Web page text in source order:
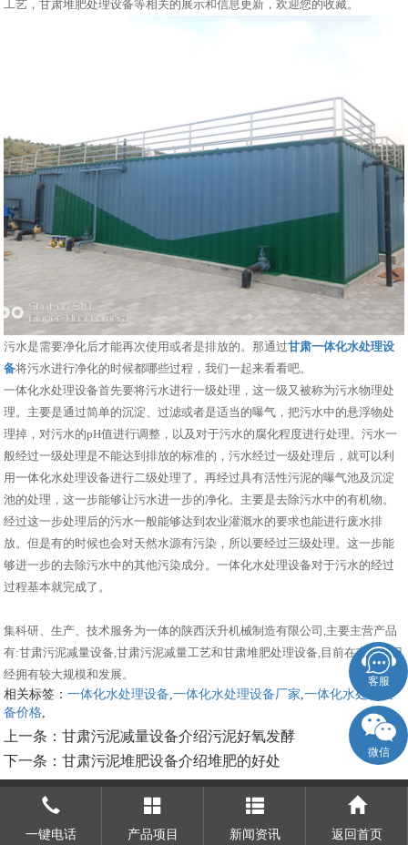
工艺，甘肃堆肥处理设备等相关的展示和信息更新，欢迎您的收藏。
污水是需要净化后才能再次使用或者是排放的。那通过甘肃一体化水处理设
备将污水进行净化的时候都哪些过程，我们一起来看看吧。
一体化水处理设备首先要将污水进行一级处理，这一级又被称为污水物理处
理。主要是通过简单的沉淀、过滤或者是适当的曝气，把污水中的悬浮物处
理掉，对污水的pH值进行调整，以及对于污水的腐化程度进行处理。污水一
般经过一级处理是不能达到排放的标准的，污水经过一级处理后，就可以利
用一体化水处理设备进行二级处理了。再经过具有活性污泥的曝气池及沉淀
池的处理，这一步能够让污水进一步的净化。主要是去除污水中的有机物。
经过这一步处理后的污水一般能够达到农业灌溉水的要求也能进行废水排
放。但是有的时候也会对天然水源有污染，所以要经过三级处理。这一步能
够进一步的去除污水中的其他污染成分。一体化水处理设备对于污水的经过
过程基本就完成了。
集科研、生产、技术服务为一体的陕西沃升机械制造有限公司,主要主营产品
有:甘肃污泥减量设备,甘肃污泥减量工艺和甘肃堆肥处理设备,目前在市场上已
经拥有较大规模和发展。
相关标签：一体化水处理设备 ,一体化水处理设备厂家 ,一体化水处理设
备价格
上一条：甘肃污泥减量设备介绍污泥好氧发酵
下一条：甘肃污泥堆肥设备介绍堆肥的好处
一键电话 产品项目 新闻资讯 返回首页
客服
微信